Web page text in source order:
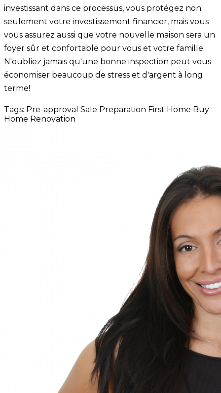
investissant dans ce processus, vous protégez non
seulement votre investissement financier, mais vous
vous assurez aussi que votre nouvelle maison sera un
foyer sûr et confortable pour vous et votre famille.
N'oubliez jamais qu'une bonne inspection peut vous
économiser beaucoup de stress et d'argent à long
terme!
Tags: Pre-approval Sale Preparation First Home Buy
Home Renovation